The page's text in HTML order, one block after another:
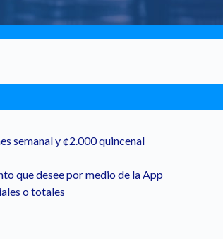
semanal y ¢2.000 quincenal
que desee por medio de la App
o totales